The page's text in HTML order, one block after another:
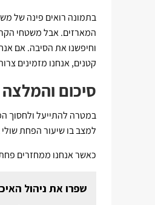
בתמונה רואים פינה של
המארזים. אבל משטחי
וחיפשנו את הסיבה. אם
קטנים, אנחנו מזמינים
סיכום והמלצה
במטרה להתייעל ולחסוך
למצב בו שיעור הפחת
כאשר אנחנו ממחזרים
שפרו את ניהול